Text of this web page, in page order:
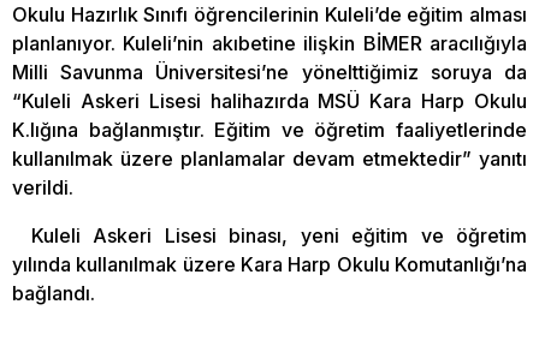
Okulu Hazırlık Sınıfı öğrencilerinin Kuleli’de eğitim alması
planlanıyor. Kuleli’nin akıbetine ilişkin BİMER aracılığıyla
Milli Savunma Üniversitesi’ne yönelttiğimiz soruya da
“Kuleli Askeri Lisesi halihazırda MSÜ Kara Harp Okulu
K.lığına bağlanmıştır. Eğitim ve öğretim faaliyetlerinde
kullanılmak üzere planlamalar devam etmektedir” yanıtı
verildi.
Kuleli Askeri Lisesi binası, yeni eğitim ve öğretim
yılında kullanılmak üzere Kara Harp Okulu Komutanlığı’na
bağlandı.